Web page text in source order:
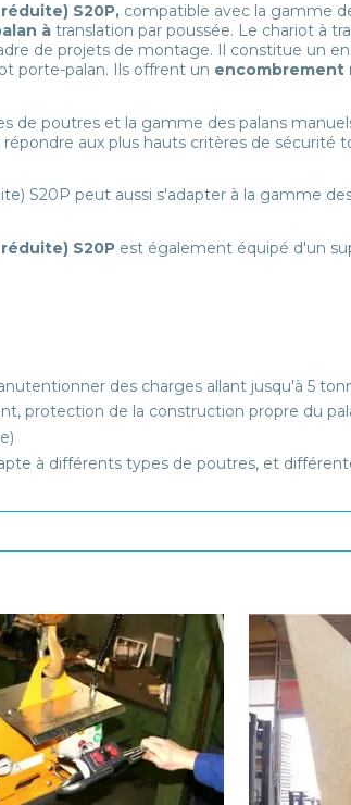
S20P, compatible avec la gamme
à translation par poussée. Le chariot à
de projets de montage. Il constitue un
porte-palan. Ils offrent un encombrement
de poutres et la gamme des palans
aux plus hauts critères de sécurité
S20P peut aussi s'adapter à la gamme
S20P est également équipé d'un
des charges allant jusqu'à 5
protection de la construction propre du
à différents types de poutres, et